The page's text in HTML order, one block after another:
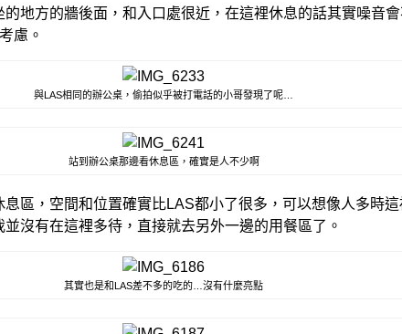
地方的牆後面，和入口處很近，在這裡休息的話其實噪音
慮。
與LAS相同的辦公桌，偷拍似乎被打電話的小哥發現了呢…
站到辦公桌那邊看休息區，確實是人不少啊
區，空間和位置確實比LAS都小了很多，可以想像人多時
沒有在這裡多待，直接就去另外一邊的用餐區了。
其實也是和LAS差不多的吃的…沒有什麼亮點